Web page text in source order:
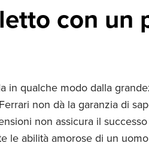
con un
in qualche modo dalla
non dà la garanzia di
non assicura il
le abilità amorose di un